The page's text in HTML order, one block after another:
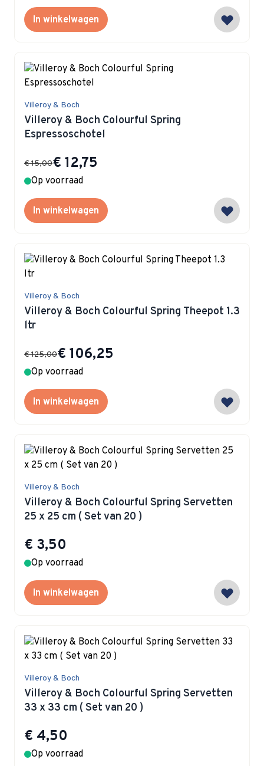
In winkelwagen
Villeroy & Boch
Villeroy & Boch Colourful Spring
Espressoschotel
Special Price
€ 12,75
€ 15,00
Op voorraad
In winkelwagen
Villeroy & Boch
Villeroy & Boch Colourful Spring Theepot 1.3
ltr
Special Price
€ 106,25
€ 125,00
Op voorraad
In winkelwagen
Villeroy & Boch
Villeroy & Boch Colourful Spring Servetten
25 x 25 cm ( Set van 20 )
€ 3,50
Op voorraad
In winkelwagen
Villeroy & Boch
Villeroy & Boch Colourful Spring Servetten
33 x 33 cm ( Set van 20 )
€ 4,50
Op voorraad